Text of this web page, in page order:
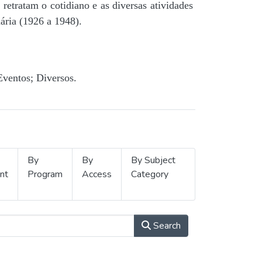
o cotidiano e as diversas atividades
(1926 a 1948).
Diversos.
By
Program
By
Access
By Subject
Category
Search